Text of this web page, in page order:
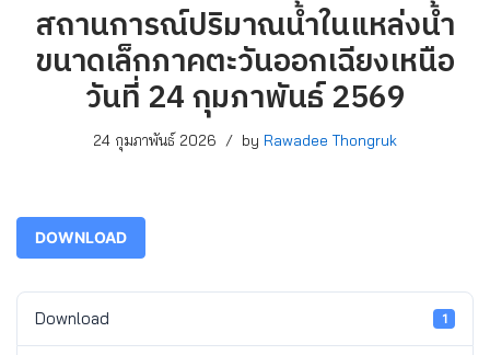
สถานการณ์ปริมาณน้ำในแหล่งน้ำ
ขนาดเล็กภาคตะวันออกเฉียงเหนือ
วันที่ 24 กุมภาพันธ์ 2569
24 กุมภาพันธ์ 2026 by Rawadee Thongruk
DOWNLOAD
Download 1